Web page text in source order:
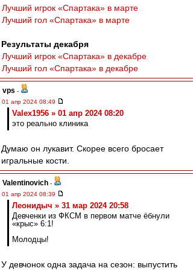
Лучший игрок «Спартака» в марте
Лучший гол «Спартака» в марте
Результаты декабря
Лучший игрок «Спартака» в декабре
Лучший гол «Спартака» в декабре
vps -
01 апр 2024 08:49
Valex1956 » 01 апр 2024 08:20
это реально клиника
Думаю он лукавит. Скорее всего бросает
игральные кости.
Valentinovich -
01 апр 2024 08:39
Леонидыч » 31 мар 2024 20:58
Девченки из ФКСМ в первом матче ёбнули
«крыс» 6:1!
Молодцы!
У девчонок одна задача на сезон: выпустить